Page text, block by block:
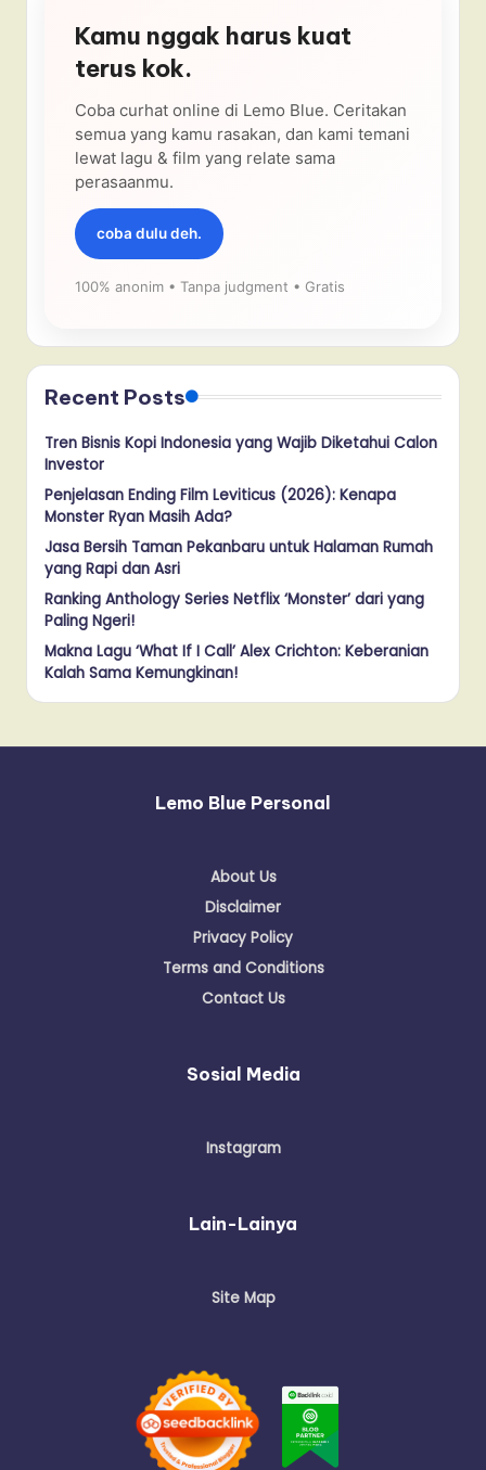
Kamu nggak harus kuat
terus kok.
Coba curhat online di Lemo Blue. Ceritakan
semua yang kamu rasakan, dan kami temani
lewat lagu & film yang relate sama
perasaanmu.
coba dulu deh.
100% anonim • Tanpa judgment • Gratis
Recent Posts
Tren Bisnis Kopi Indonesia yang Wajib Diketahui Calon
Investor
Penjelasan Ending Film Leviticus (2026): Kenapa
Monster Ryan Masih Ada?
Jasa Bersih Taman Pekanbaru untuk Halaman Rumah
yang Rapi dan Asri
Ranking Anthology Series Netflix ‘Monster’ dari yang
Paling Ngeri!
Makna Lagu ‘What If I Call’ Alex Crichton: Keberanian
Kalah Sama Kemungkinan!
Lemo Blue Personal
About Us
Disclaimer
Privacy Policy
Terms and Conditions
Contact Us
Sosial Media
Instagram
Lain-Lainya
Site Map